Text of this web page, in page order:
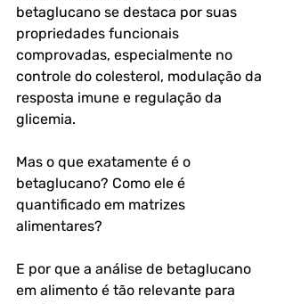
betaglucano se destaca por suas
propriedades funcionais
comprovadas, especialmente no
controle do colesterol, modulação da
resposta imune e regulação da
glicemia.
Mas o que exatamente é o
betaglucano? Como ele é
quantificado em matrizes
alimentares?
E por que a análise de betaglucano
em alimento é tão relevante para